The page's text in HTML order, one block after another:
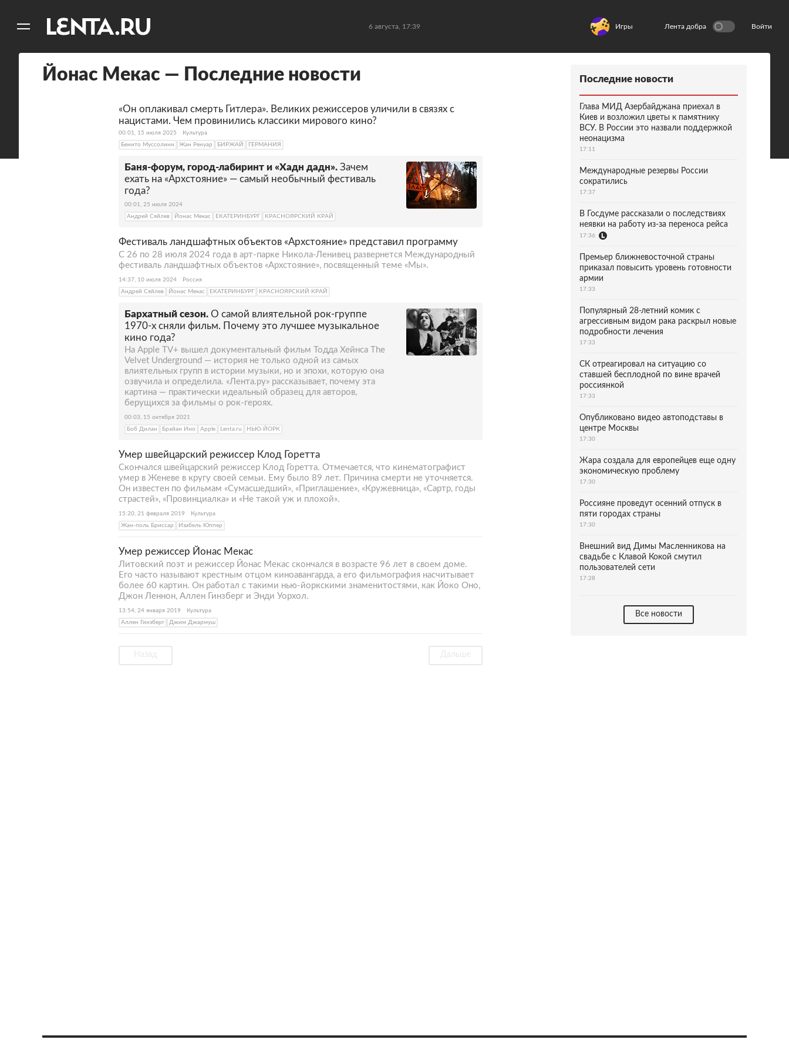
6 августа, 17:39 Игры Лента добра Войти
Йонас Мекас — Последние новости
«Он оплакивал смерть Гитлера». Великих режиссеров уличили в связях с
нацистами. Чем провинились классики мирового кино?
00:01, 15 июля 2025
Культура
Бенито Муссолини
Жан Ренуар БИРЖАЙ ГЕРМАНИЯ
Баня-форум, город-лабиринт и «Хадн дадн». Зачем
ехать на «Архстояние» — самый необычный фестиваль
года?
00:01, 25 июля 2024
Андрей Сяйлев
Йонас Мекас ЕКАТЕРИНБУРГ КРАСНОЯРСКИЙ КРАЙ
Фестиваль ландшафтных объектов «Архстояние» представил программу
С 26 по 28 июля 2024 года в арт-парке Никола-Ленивец развернется Международный
фестиваль ландшафтных объектов «Архстояние», посвященный теме «Мы».
14:37, 10 июля 2024
Россия
Андрей Сяйлев
Йонас Мекас ЕКАТЕРИНБУРГ КРАСНОЯРСКИЙ КРАЙ
Бархатный сезон. О самой влиятельной рок-группе
1970-х сняли фильм. Почему это лучшее музыкальное
кино года?
На Apple TV+ вышел документальный фильм Тодда Хейнса The
Velvet Underground — история не только одной из самых
влиятельных групп в истории музыки, но и эпохи, которую она
озвучила и определила. «Лента.ру» рассказывает, почему эта
картина — практически идеальный образец для авторов,
берущихся за фильмы о рок-героях.
00:03, 15 октября 2021
Боб Дилан
Брайан Ино Apple Lenta.ru НЬЮ-ЙОРК
Умер швейцарский режиссер Клод Горетта
Скончался швейцарский режиссер Клод Горетта. Отмечается, что кинематографист
умер в Женеве в кругу своей семьи. Ему было 89 лет. Причина смерти не уточняется.
Он известен по фильмам «Сумасшедший», «Приглашение», «Кружевница», «Сартр, годы
страстей», «Провинциалка» и «Не такой уж и плохой».
15:20, 21 февраля 2019
Культура
Жан-поль Бриссар
Изабель Юппер
Умер режиссер Йонас Мекас
Литовский поэт и режиссер Йонас Мекас скончался в возрасте 96 лет в своем доме.
Его часто называют крестным отцом киноавангарда, а его фильмография насчитывает
более 60 картин. Он работал с такими нью-йоркскими знаменитостями, как Йоко Оно,
Джон Леннон, Аллен Гинзберг и Энди Уорхол.
13:54, 24 января 2019
Культура
Аллен Гинзберг
Джим Джармуш
Последние новости
Глава МИД Азербайджана приехал в
Киев и возложил цветы к памятнику
ВСУ. В России это назвали поддержкой
неонацизма
17:11
Международные резервы России
сократились
17:37
В Госдуме рассказали о последствиях
неявки на работу из-за переноса рейса
17:36
Премьер ближневосточной страны
приказал повысить уровень готовности
армии
17:33
Популярный 28-летний комик с
агрессивным видом рака раскрыл новые
подробности лечения
17:33
СК отреагировал на ситуацию со
ставшей бесплодной по вине врачей
россиянкой
17:33
Опубликовано видео автоподставы в
центре Москвы
17:30
Жара создала для европейцев еще одну
экономическую проблему
17:30
Россияне проведут осенний отпуск в
пяти городах страны
17:30
Внешний вид Димы Масленникова на
свадьбе с Клавой Кокой смутил
пользователей сети
17:28
Все новости